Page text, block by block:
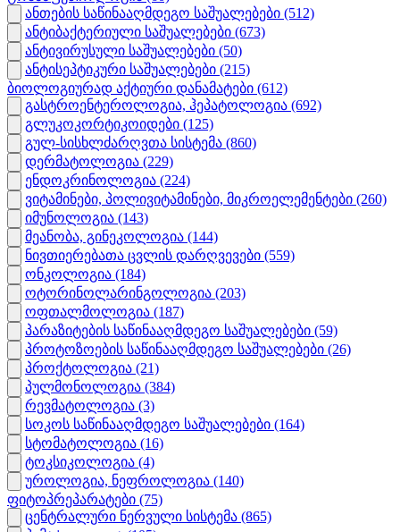
ანთების საწინააღმდეგო საშუალებები (512)
ანტიბაქტერიული საშუალებები (673)
ანტივირუსული საშუალებები (50)
ანტისეპტიკური საშუალებები (215)
ბიოლოგიურად აქტიური დანამატები (612)
გასტროენტეროლოგია, ჰეპატოლოგია (692)
გლუკოკორტიკოიდები (125)
გულ-სისხლძარღვთა სისტემა (860)
დერმატოლოგია (229)
ენდოკრინოლოგია (224)
ვიტამინები, პოლივიტამინები, მიკროელემენტები (260)
იმუნოლოგია (143)
მეანობა, გინეკოლოგია (144)
ნივთიერებათა ცვლის დარღვევები (559)
ონკოლოგია (184)
ოტორინოლარინგოლოგია (203)
ოფთალმოლოგია (187)
პარაზიტების საწინააღმდეგო საშუალებები (59)
პროტოზოების საწინააღმდეგო საშუალებები (26)
პროქტოლოგია (21)
პულმონოლოგია (384)
რევმატოლოგია (3)
სოკოს საწინააღმდეგო საშუალებები (164)
სტომატოლოგია (16)
ტოკსიკოლოგია (4)
უროლოგია, ნეფროლოგია (140)
ფიტოპრეპარატები (75)
ცენტრალური ნერვული სისტემა (865)